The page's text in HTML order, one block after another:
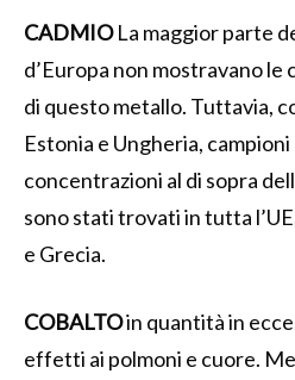
CADMIOLa maggior parte
d’Europa non mostravano
di questo metallo. Tuttavia,
Estonia e Ungheria,
concentrazioni al di sopra
sono stati trovati in tutta
e Grecia.
COBALTOin quantità in
effetti ai polmoni e cuore.